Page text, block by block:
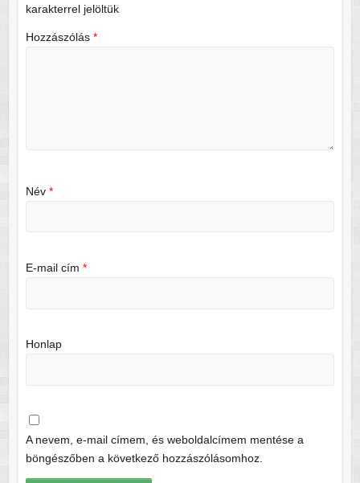
karakterrel jelöltük
Hozzászólás *
Név *
E-mail cím *
Honlap
A nevem, e-mail címem, és weboldalcímem mentése a
böngészőben a következő hozzászólásomhoz.